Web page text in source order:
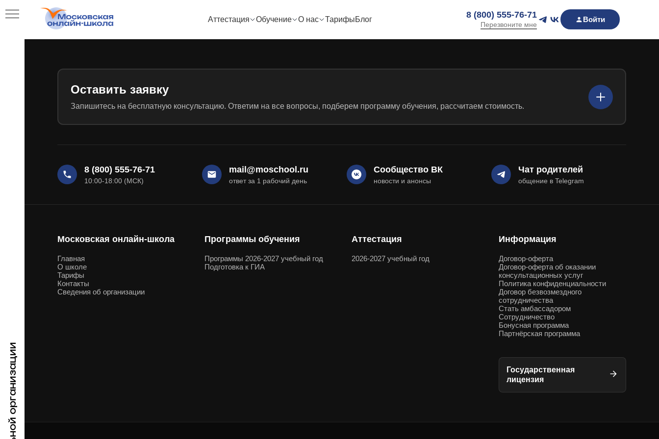
Аттестация Обучение О нас ТарифыБлог 8 (800) 555-76-71
Перезвоните мне
Войти
Оставить заявку
Запишитесь на бесплатную консультацию. Ответим на все вопросы, подберем программу обучения, рассчитаем стоимость.
8 (800) 555-76-71
10:00-18:00 (МСК)
mail@moschool.ru
ответ за 1 рабочий день
Сообщество ВК
новости и анонсы
Чат родителей
общение в Telegram
Московская онлайн-школа
Главная
О школе
Тарифы
Контакты
Сведения об организации
Программы обучения
Программы 2026-2027 учебный год
Подготовка к ГИА
Аттестация
2026-2027 учебный год
Информация
Договор-оферта
Договор-оферта об оказании
консультационных услуг
Политика конфиденциальности
Договор безвозмездного
сотрудничества
Стать амбассадором
Сотрудничество
Бонусная программа
Партнёрская программа
Государственная
лицензия